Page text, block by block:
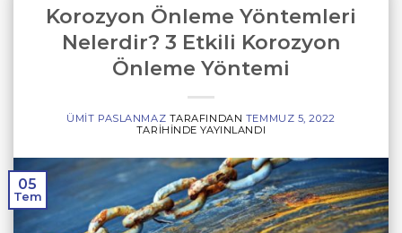
Korozyon Önleme Yöntemleri
Nelerdir? 3 Etkili Korozyon
Önleme Yöntemi
ÜMIT PASLANMAZ TARAFINDAN TEMMUZ 5, 2022
TARIHINDE YAYINLANDI
05
Tem